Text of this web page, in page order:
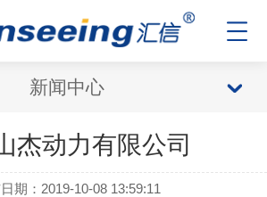
新闻中心
杰动力有限公司
期：2019-10-08 13:59:11